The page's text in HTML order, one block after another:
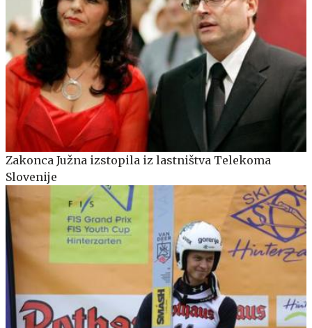
Zakonca Južna izstopila iz lastništva Telekoma
Slovenije